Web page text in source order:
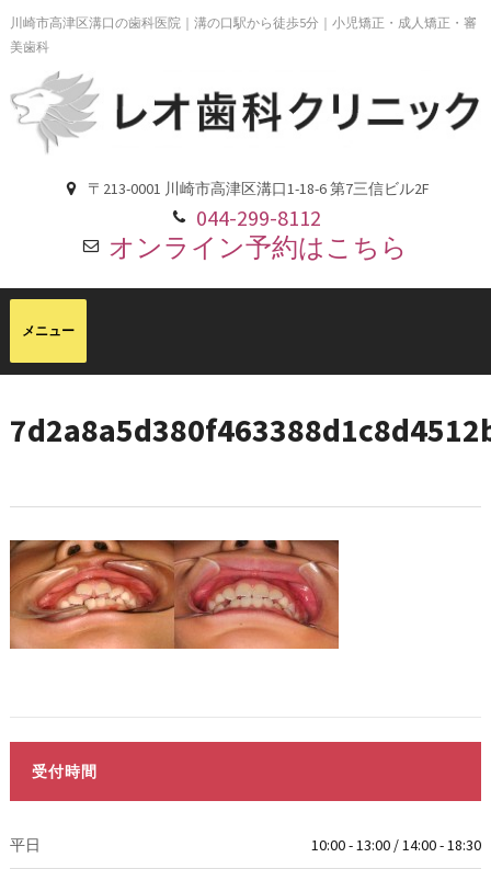
川崎市高津区溝口の歯科医院｜溝の口駅から徒歩5分｜小児矯正・成人矯正・審
美歯科
〒213-0001 川崎市高津区溝口1-18-6 第7三信ビル2F
044-299-8112
オンライン予約はこちら
受付時間
平日 10:00 - 13:00 / 14:00 - 18:30